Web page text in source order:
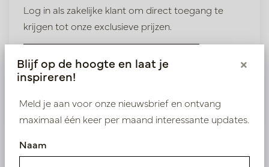
Log in als zakelijke klant om direct toegang te
krijgen tot onze exclusieve prijzen.
Bestaande klant? Log hier in
Blijf op de hoogte en laat je
inspireren!
×
Meld je aan voor onze nieuwsbrief en ontvang
maximaal één keer per maand interessante updates.
Naam